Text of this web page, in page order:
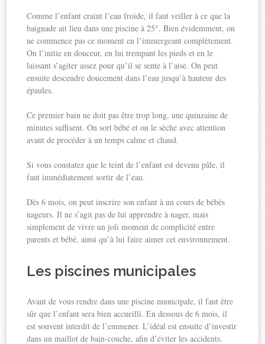
Comme l’enfant craint l’eau froide, il faut veiller à ce que la
baignade ait lieu dans une piscine à 25°. Bien évidemment, on
ne commence pas ce moment en l’immergeant complètement.
On l’initie en douceur, en lui trempant les pieds et en le
laissant s’agiter assez pour qu’il se sente à l’aise. On peut
ensuite descendre doucement dans l’eau jusqu’à hauteur des
épaules.
Ce premier bain ne doit pas être trop long, une quinzaine de
minutes suffisent. On sort bébé et on le sèche avec attention
avant de procéder à un temps calme et chaud.
Si vous constatez que le teint de l’enfant est devenu pâle, il
faut immédiatement sortir de l’eau.
Dès 6 mois, on peut inscrire son enfant à un cours de bébés
nageurs. Il ne s’agit pas de lui apprendre à nager, mais
simplement de vivre un joli moment de complicité entre
parents et bébé, ainsi qu’à lui faire aimer cet environnement.
Les piscines municipales
Avant de vous rendre dans une piscine municipale, il faut être
sûr que l’enfant sera bien accueilli. En dessous de 6 mois, il
est souvent interdit de l’emmener. L’idéal est ensuite d’investir
dans un maillot de bain-couche, afin d’éviter les accidents.